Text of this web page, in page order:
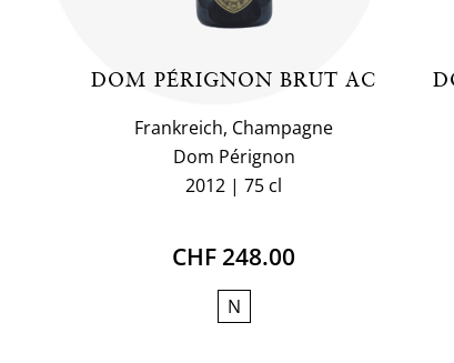
DOM PÉRIGNON BRUT AC
Frankreich, Champagne
Dom Pérignon
2012
75 cl
CHF 248.00
N